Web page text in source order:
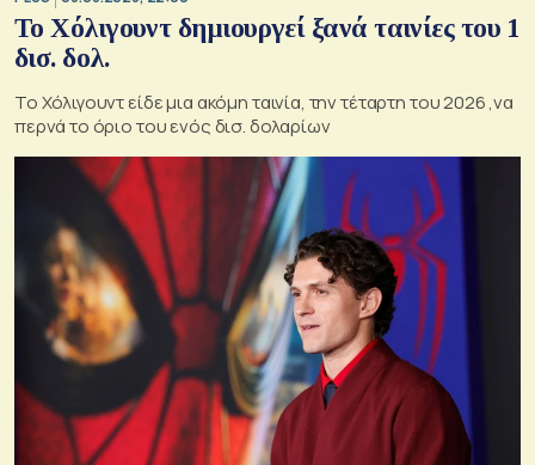
Το Χόλιγουντ δημιουργεί ξανά ταινίες του 1
δισ. δολ.
Το Χόλιγουντ είδε μια ακόμη ταινία, την τέταρτη του 2026 ,να
περνά το όριο του ενός δισ. δολαρίων